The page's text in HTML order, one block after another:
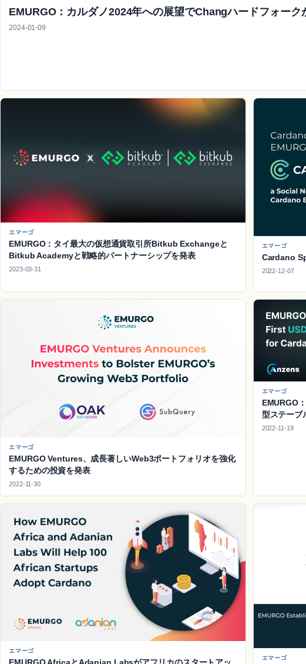
EMURGO：カルダノ2024年への展望でChangハードフォー
2024-01-09
エマーゴ
EMURGO：タイ最大の仮想通貨取引所Bitkub Exchangeと
Bitkub Academyと戦略的パートナーシップを発表
2023-03-31
エマーゴ
Cardano
2022-12-07
エマーゴ
EMURGO Ventures、成長著しいWeb3ポートフォリオを強化
するための投資を発表
2022-11-30
エマーゴ
EMURGO
型ステーブ
2022-11-19
エマーゴ
エマーゴ